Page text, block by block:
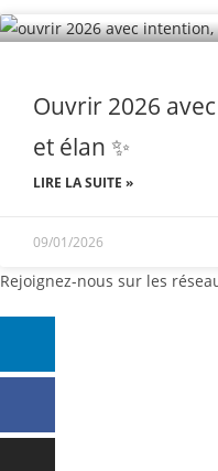
Ouvrir 2026
et élan ✨
LIRE LA SUITE »
09/01/2026
Rejoignez-nous sur les